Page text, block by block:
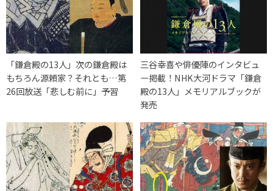
「鎌倉殿の13人」次の鎌倉殿は
もちろん源頼家？それとも…第
26回放送「悲しむ前に」予習
三谷幸喜や俳優陣のインタビュ
ー掲載！NHK大河ドラマ「鎌倉
殿の13人」メモリアルブックが
発売